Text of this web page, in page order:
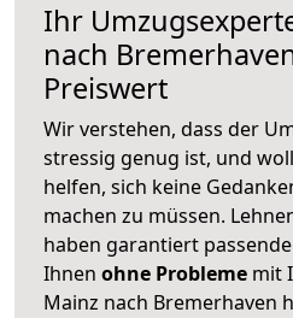
Ihr
nach
Preiswert
Wir verstehen, dass der
stressig genug ist, und
helfen, sich keine
machen zu müssen.
haben garantiert
Ihnen ohne Probleme mit
Mainz nach Bremerhaven